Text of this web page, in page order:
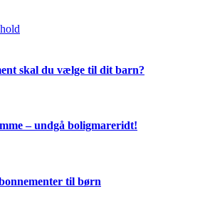
skal du vælge til dit barn?
– undgå boligmareridt!
til børn